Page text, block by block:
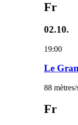
Fr
02.10.
19:00
Le
88
Fr